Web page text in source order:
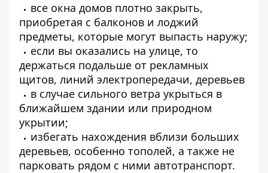
все окна домов плотно закрыть,
приобретая с балконов и лоджий
предметы, которые могут выпасть наружу;
если вы оказались на улице, то
держаться подальше от рекламных
щитов, линий электропередачи, деревьев
в случае сильного ветра укрыться в
ближайшем здании или природном
укрытии;
избегать нахождения вблизи больших
деревьев, особенно тополей, а также не
парковать рядом с ними автотранспорт.